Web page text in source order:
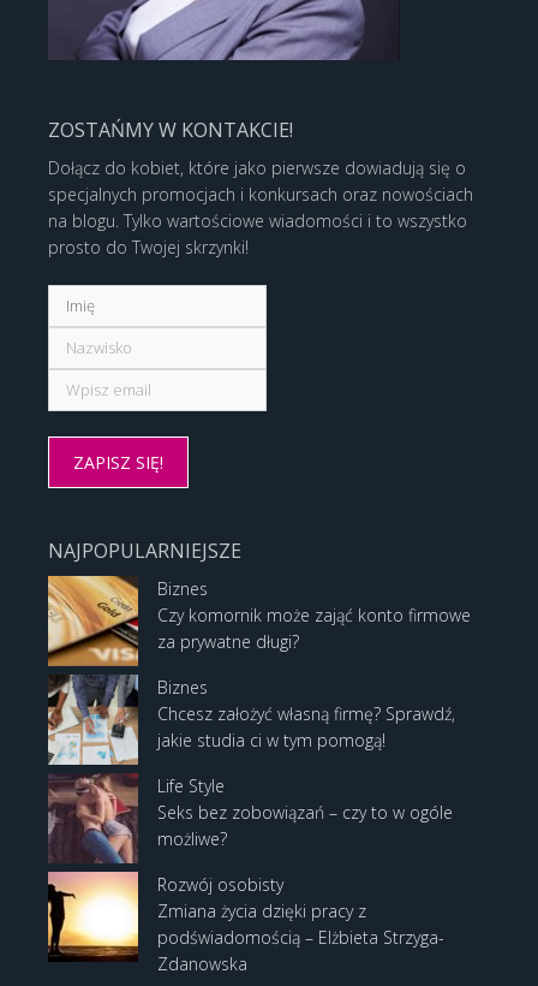
ZOSTAŃMY W KONTAKCIE!
Dołącz do kobiet, które jako pierwsze dowiadują się o
specjalnych promocjach i konkursach oraz nowościach
na blogu. Tylko wartościowe wiadomości i to wszystko
prosto do Twojej skrzynki!
NAJPOPULARNIEJSZE
Biznes
Czy komornik może zająć konto firmowe
za prywatne długi?
Biznes
Chcesz założyć własną firmę? Sprawdź,
jakie studia ci w tym pomogą!
Life Style
Seks bez zobowiązań – czy to w ogóle
możliwe?
Rozwój osobisty
Zmiana życia dzięki pracy z
podświadomością – Elżbieta Strzyga-
Zdanowska